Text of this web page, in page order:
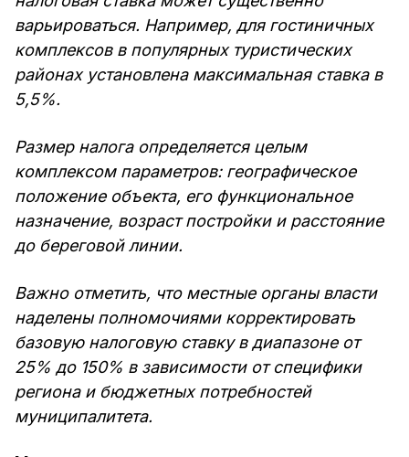
варьироваться. Например, для гостиничных
комплексов в популярных туристических
районах установлена максимальная ставка в
5,5%.
Размер налога определяется целым
комплексом параметров: географическое
положение объекта, его функциональное
назначение, возраст постройки и расстояние
до береговой линии.
Важно отметить, что местные органы власти
наделены полномочиями корректировать
базовую налоговую ставку в диапазоне от
25% до 150% в зависимости от специфики
региона и бюджетных потребностей
муниципалитета.